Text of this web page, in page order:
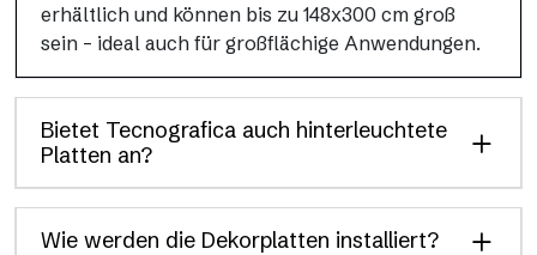
erhältlich und können bis zu 148x300 cm groß
sein – ideal auch für großflächige Anwendungen.
Bietet Tecnografica auch hinterleuchtete
Platten an?
Wie werden die Dekorplatten installiert?